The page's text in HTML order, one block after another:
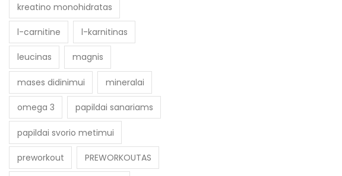
kreatino monohidratas
l-carnitine l-karnitinas
leucinas magnis
mases didinimui mineralai
omega 3 papildai sanariams
papildai svorio metimui
preworkout PREWORKOUTAS